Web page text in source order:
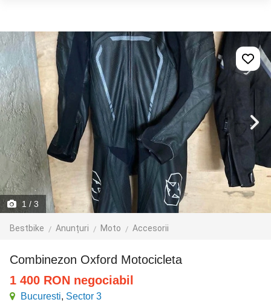
1 / 3
Bestbike Anunțuri Moto Accesorii
Combinezon Oxford Motocicleta
1 400 RON negociabil
Bucuresti, Sector 3